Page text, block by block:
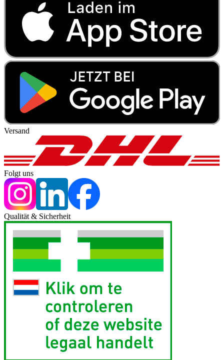
Versand
Folgt uns
Qualität & Sicherheit